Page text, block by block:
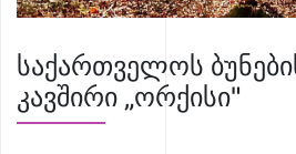
საქართველოს
კავშირი „ორქისი"